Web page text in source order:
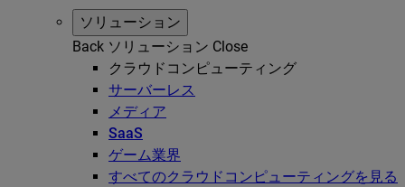
ソリューション
Back ソリューション Close
クラウドコンピューティング
サーバーレス
メディア
SaaS
ゲーム業界
すべてのクラウドコンピューティングを見る